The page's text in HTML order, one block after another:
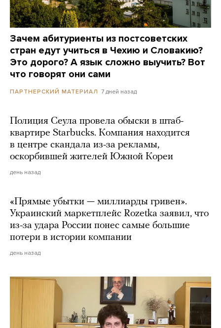
Зачем абитуриенты из постсоветских
стран едут учиться в Чехию и Словакию?
Это дорого? А язык сложно выучить? Вот
что говорят они сами
ПАРТНЕРСКИЙ МАТЕРИАЛ 7 дней назад
Полиция Сеула провела обыски в штаб-
квартире Starbucks. Компания находится
в центре скандала из-за рекламы,
оскорбившей жителей Южной Кореи
день назад
«Прямые убытки — миллиарды гривен».
Украинский маркетплейс Rozetka заявил, что
из-за удара России понес самые большие
потери в истории компании
день назад